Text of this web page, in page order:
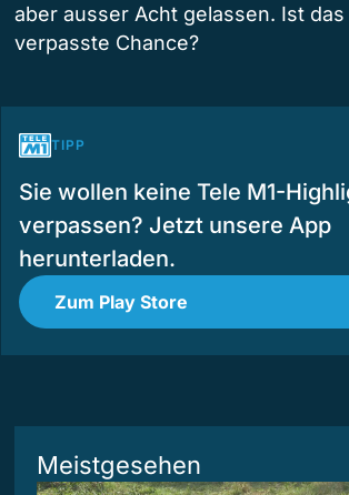
aber ausser Acht gelassen. Ist das
verpasste Chance?
TIPP
Sie wollen keine Tele M1-
verpassen? Jetzt unsere App
herunterladen.
Zum Play Store
Meistgesehen